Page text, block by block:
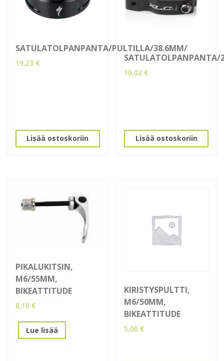
SATULATOLPANPANTA/PULTILLA/38.6MM/
19,23 €
Lisää ostoskoriin
10,02€
Lisää ostoskoriin
PIKALUKITSIN,
M6/55MM,
BIKEATTITUDE
8,10 €
Lue lisää
KIRISTYSPULTTI,
M6/50MM,
BIKEATTITUDE
5,06€